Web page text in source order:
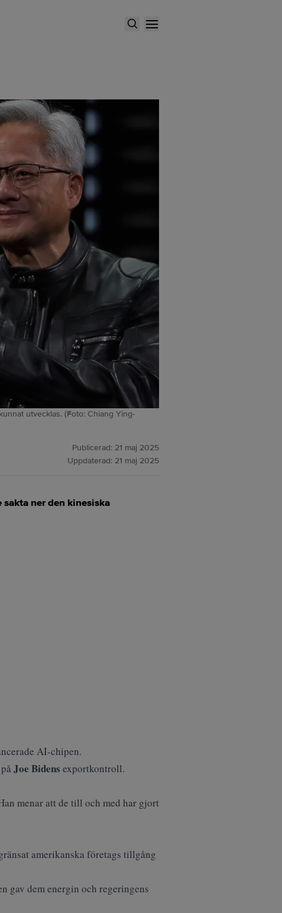
utvecklas. (Foto: Chiang Ying-
Publicerad: 21 maj 2025
Uppdaterad: 21 maj 2025
ner den kinesiska
AI-chipen.
Joe Bidens exportkontroll.
menar att de till och med har gjort
amerikanska företags tillgång
gav dem energin och regeringens